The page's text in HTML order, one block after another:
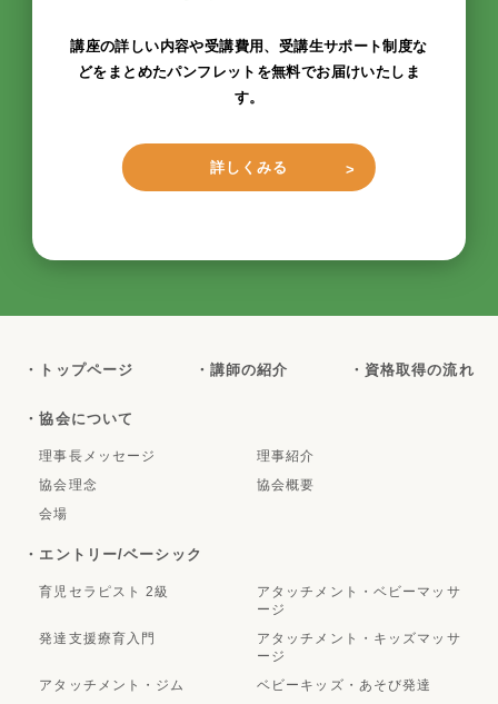
講座の詳しい内容や受講費用、受講生サポート制度な
どをまとめたパンフレットを無料でお届けいたしま
す。
詳しくみる
・トップページ ・講師の紹介 ・資格取得の流れ
・協会について
理事長メッセージ
理事紹介
協会理念
協会概要
会場
・エントリー/ベーシック
育児セラピスト 2級
アタッチメント・ベビーマッサ
ージ
発達支援療育入門
アタッチメント・キッズマッサ
ージ
アタッチメント・ジム
ベビーキッズ・あそび発達